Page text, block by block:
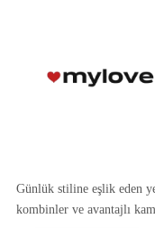
Günlük stiline eşlik eden
kombinler ve avantajlı